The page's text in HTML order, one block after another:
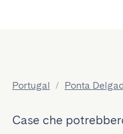
Portugal / Ponta
Case che